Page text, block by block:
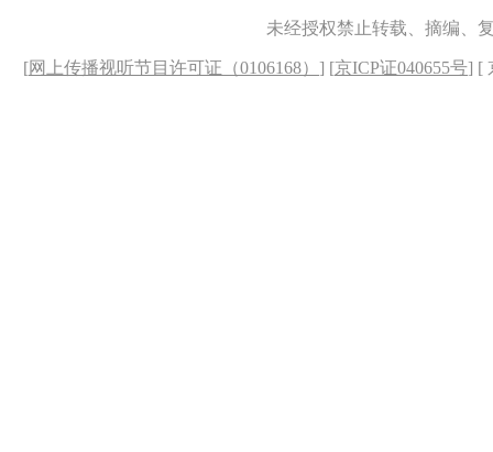
未经授权禁止转载、摘编、
[网上传播视听节目许可证（0106168） ] [京ICP证040655号] [